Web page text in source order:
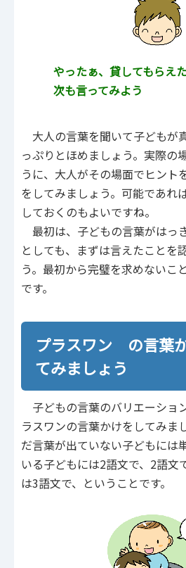
やったぁ、貸してもらえた
次も言ってみよう
大人の言葉を聞いて子どもが
っぷりとほめましょう。実際の
うに、大人がその場面でヒント
をしてみましょう。可能であれ
しておくのもよいですね。
最初は、子どもの言葉がはっ
としても、まずは言えたことを
う。最初から完璧を求めないこ
です。
プラスワン の言葉
てみましょう
子どもの言葉のバリエーショ
ラスワンの言葉かけをしてみま
だ言葉が出ていない子どもには
いる子どもには2語文で、2語文
は3語文で、ということです。